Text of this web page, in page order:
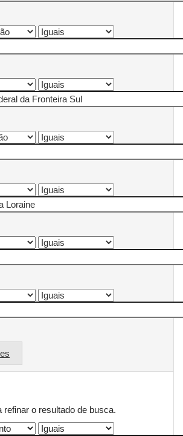
refinar o resultado de busca.